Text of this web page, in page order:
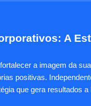
A
a imagem da
positivas.
que gera resultados a